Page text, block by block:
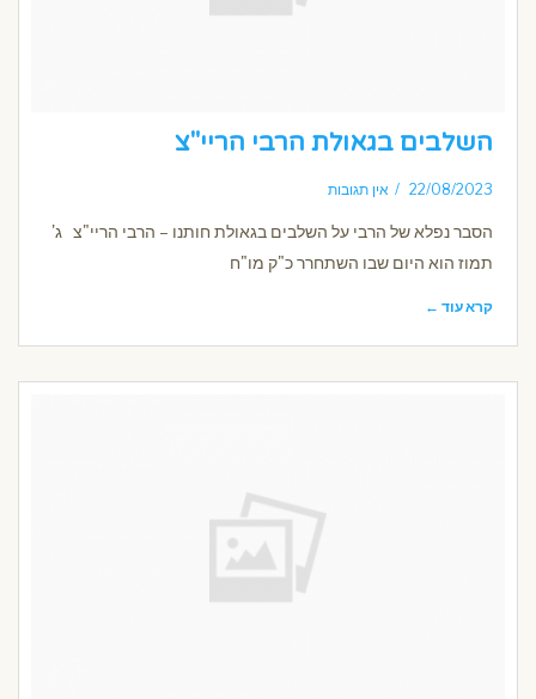
השלבים בגאולת הרבי הריי"צ
22/08/2023 אין תגובות
הסבר נפלא של הרבי על השלבים בגאולת חותנו – הרבי הריי"צ ג'
תמוז הוא היום שבו השתחרר כ"ק מו"ח
קרא עוד ←